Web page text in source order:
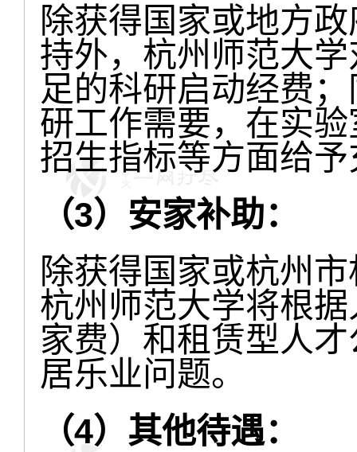
除获得国家或地方
持外，杭州师范大
足的科研启动经费
研工作需要，在实
招生指标等方面给
（3）安家补助：
除获得国家或杭州
杭州师范大学将根
家费）和租赁型人
居乐业问题。
（4）其他待遇：